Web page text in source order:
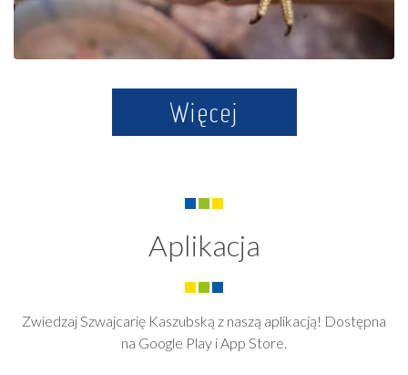
Więcej
Aplikacja
Zwiedzaj Szwajcarię Kaszubską z naszą aplikacją! Dostępna
na Google Play i App Store.